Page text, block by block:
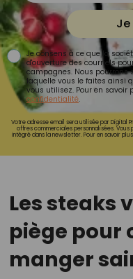
Je consens à ce que la
d'ouverture des courriels
campagnes. Nous pourrons
laquelle vous le faites ainsi
vous utilisez. Pour en savoir
confidentialité.
Votre adresse email sera utilisée par Digital
offres commerciales personnalisées. Vous
intégré dans la newsletter. Pour en savoir
Les steaks
piège pour
manger